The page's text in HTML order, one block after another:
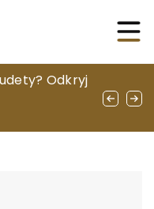
wpływa
Odkryj